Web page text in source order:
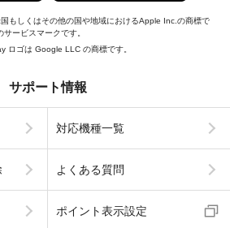
もしくはその他の国や地域におけるApple Inc.の商標で
ービスマークです。
ロゴは Google LLC の商標です。
サポート情報
対応機種一覧
よくある質問
ポイント表示設定